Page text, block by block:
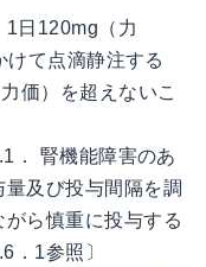
1日120mg（力
て点滴静注する
価）を超えないこ
． 腎機能障害のあ
及び投与間隔を調
ら慎重に投与する
．1参照〕